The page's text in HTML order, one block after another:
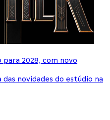
2028, com novo
novidades do estúdio na